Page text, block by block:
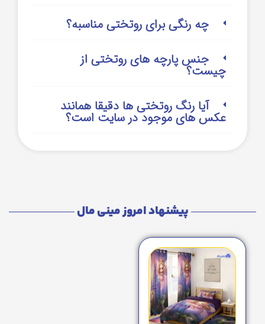
چه رنگی برای روتختی مناسبه؟
جنس پارچه های روتختی از
چیست؟
آیا رنگ روتختی ها دقیقا همانند
عکس های موجود در سایت است؟
پیشنهاد امروز مینی مال